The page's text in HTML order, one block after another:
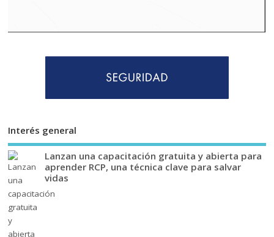
Interés general
Lanzan una capacitación gratuita y abierta para
aprender RCP, una técnica clave para salvar
vidas